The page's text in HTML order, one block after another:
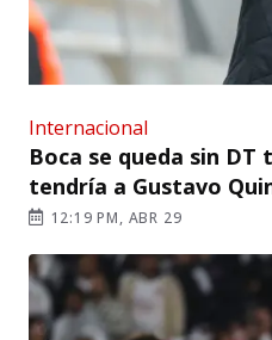
Internacional
Boca se queda sin DT
tendría a Gustavo
12:19 PM, ABR 29